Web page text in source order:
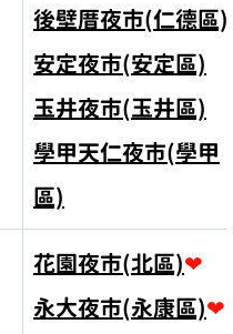
後壁厝夜市(仁德區)
安定夜市(安定區)
玉井夜市(玉井區)
學甲天仁夜市(學甲
區)
花園夜市(北區)❤
永大夜市(永康區)❤